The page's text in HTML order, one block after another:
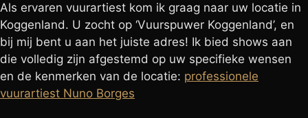
Als ervaren vuurartiest kom ik graag naar uw locatie in
Koggenland. U zocht op ‘Vuurspuwer Koggenland’, en
bij mij bent u aan het juiste adres! Ik bied shows aan
die volledig zijn afgestemd op uw specifieke wensen
en de kenmerken van de locatie: professionele
vuurartiest Nuno Borges